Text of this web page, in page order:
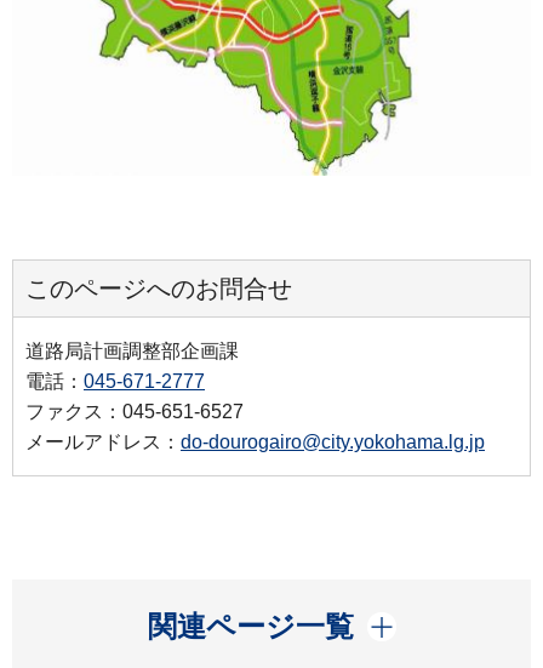
このページへのお問合せ
道路局計画調整部企画課
電話： 045-671-2777
ファクス：045-651-6527
メールアドレス： do-dourogairo@city.yokohama.lg.jp
関連ページ一覧
開く